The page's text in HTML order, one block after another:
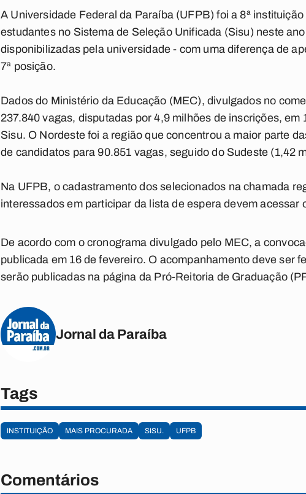
A Universidade Federal da Paraíba (UFPB) foi a8ª instituição
estudantes no Sistema de Seleção Unificada (Sisu) neste
disponibilizadas pela universidade - com uma diferença de
7ª posição.
Dados do Ministério da Educação (MEC), divulgados no
237.840 vagas, disputadas por 4,9 milhões de inscrições,
Sisu. O Nordeste foi a região que concentrou a maior parte
de candidatos para 90.851 vagas, seguido do Sudeste (1,42
Na UFPB, o cadastramento dos selecionados na chamada
interessados em participar da lista de espera devem acessar
De acordo com o cronograma divulgado pelo MEC, a
publicada em 16 de fevereiro. O acompanhamento deve ser
serão publicadas na página da Pró-Reitoria de Graduação
Jornal da Paraíba
Tags
INSTITUIÇÃO MAIS PROCURADA SISU. UFPB
Comentários